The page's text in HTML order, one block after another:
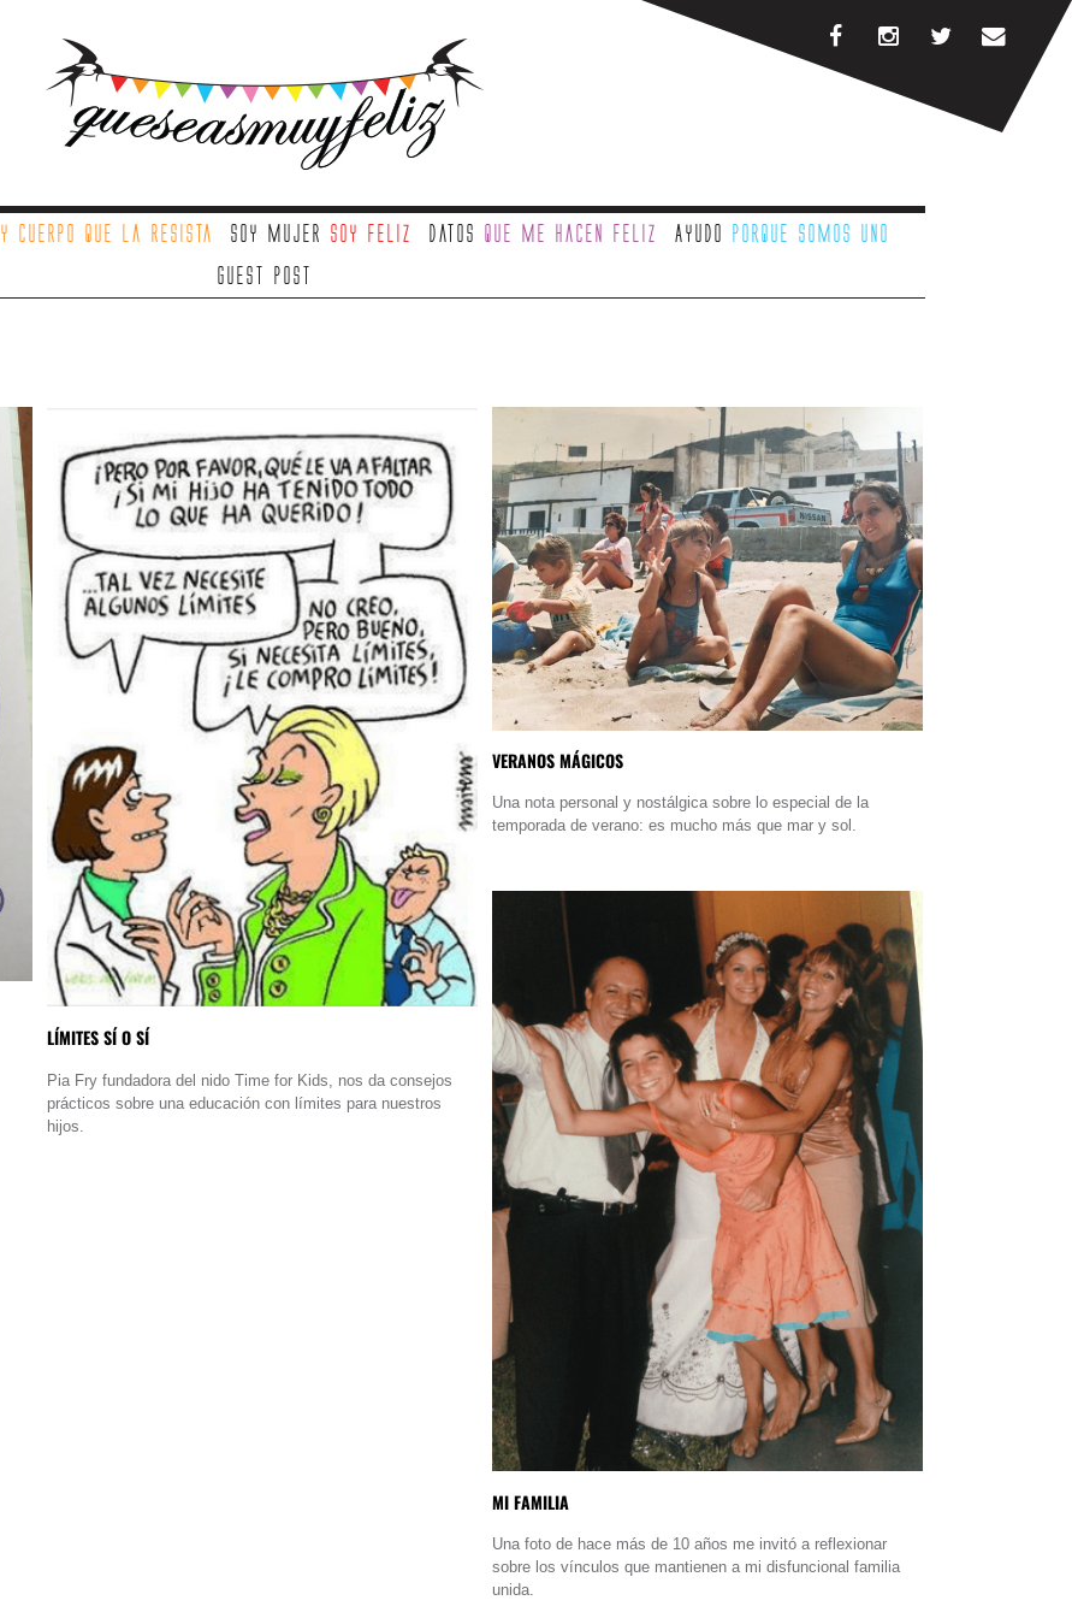
y cuerpo que la resista Soy mujer soy feliz Datos que me hacen feliz Ayudo porque somos uno
Guest Post
LÍMITES SÍ O SÍ
Pia Fry fundadora del nido Time for Kids, nos da consejos
prácticos sobre una educación con límites para nuestros
hijos.
VERANOS MÁGICOS
Una nota personal y nostálgica sobre lo especial de la
temporada de verano: es mucho más que mar y sol.
MI FAMILIA
Una foto de hace más de 10 años me invitó a reflexionar
sobre los vínculos que mantienen a mi disfuncional familia
unida.